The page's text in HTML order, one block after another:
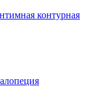
контурная